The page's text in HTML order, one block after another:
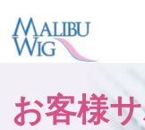
お客様